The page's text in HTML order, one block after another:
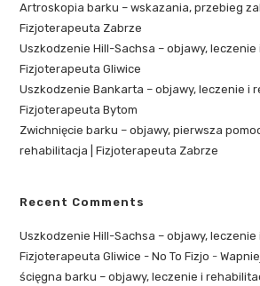
Artroskopia barku – wskazania, przebieg
Fizjoterapeuta Zabrze
Uszkodzenie Hill-Sachsa – objawy, leczenie
Fizjoterapeuta Gliwice
Uszkodzenie Bankarta – objawy, leczenie i
Fizjoterapeuta Bytom
Zwichnięcie barku – objawy, pierwsza
rehabilitacja | Fizjoterapeuta Zabrze
Recent Comments
Uszkodzenie Hill-Sachsa – objawy, leczenie
Fizjoterapeuta Gliwice - No To Fizjo -
ścięgna barku – objawy, leczenie i